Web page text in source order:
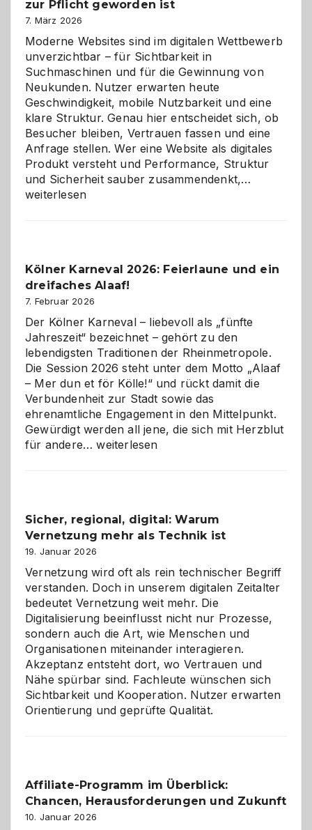
Logikrätseln
zur Pflicht geworden ist
7. März 2026
Moderne Websites sind im digitalen Wettbewerb
unverzichtbar – für Sichtbarkeit in
Suchmaschinen und für die Gewinnung von
Neukunden. Nutzer erwarten heute
Geschwindigkeit, mobile Nutzbarkeit und eine
klare Struktur. Genau hier entscheidet sich, ob
Besucher bleiben, Vertrauen fassen und eine
Anfrage stellen. Wer eine Website als digitales
Produkt versteht und Performance, Struktur
und Sicherheit sauber zusammendenkt,…
geworden
weiterlesen
Kölner Karneval 2026: Feierlaune und ein
dreifaches Alaaf!
7. Februar 2026
Der Kölner Karneval – liebevoll als „fünfte
Jahreszeit“ bezeichnet – gehört zu den
lebendigsten Traditionen der Rheinmetropole.
Die Session 2026 steht unter dem Motto „Alaaf
– Mer dun et för Kölle!“ und rückt damit die
Verbundenheit zur Stadt sowie das
ehrenamtliche Engagement in den Mittelpunkt.
Gewürdigt werden all jene, die sich mit Herzblut
für andere…Kölner
ein
dreifaches
Alaaf!
weiterlesen
Sicher, regional, digital: Warum
Vernetzung mehr als Technik ist
19. Januar 2026
Vernetzung wird oft als rein technischer Begriff
verstanden. Doch in unserem digitalen Zeitalter
bedeutet Vernetzung weit mehr. Die
Digitalisierung beeinflusst nicht nur Prozesse,
sondern auch die Art, wie Menschen und
Organisationen miteinander interagieren.
Akzeptanz entsteht dort, wo Vertrauen und
Nähe spürbar sind. Fachleute wünschen sich
Sichtbarkeit und Kooperation. Nutzer erwarten
Orientierung und geprüfte Qualität.
Affiliate-Programm im Überblick:
Chancen, Herausforderungen und Zukunft
10. Januar 2026